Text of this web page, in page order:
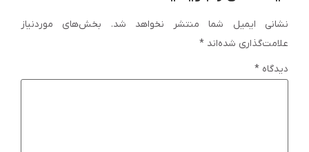
نشانی ایمیل شما منتشر نخواهد شد.
بخش‌های موردنیاز
علامت‌گذاری شده‌اند *
دیدگاه *